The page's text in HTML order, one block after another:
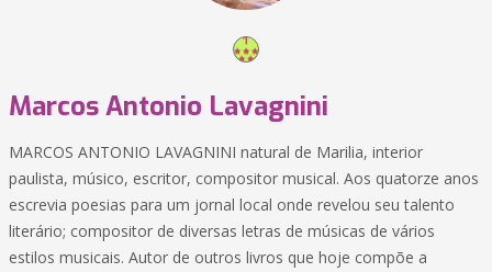
Marcos Antonio Lavagnini
MARCOS ANTONIO LAVAGNINI natural de Marilia, interior
paulista, músico, escritor, compositor musical. Aos quatorze anos
escrevia poesias para um jornal local onde revelou seu talento
literário; compositor de diversas letras de músicas de vários
estilos musicais. Autor de outros livros que hoje compõe a